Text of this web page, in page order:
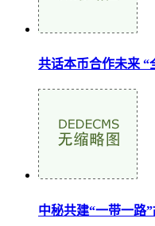
共话本币合作未来 “
中秘共建“一带一路